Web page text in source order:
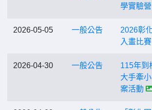
學實驗營
2026-05-05 一般公告
2026彰
入畫比賽
2026-04-30 一般公告
115年到
大手牽
案活動